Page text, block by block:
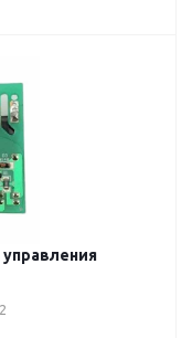
управления